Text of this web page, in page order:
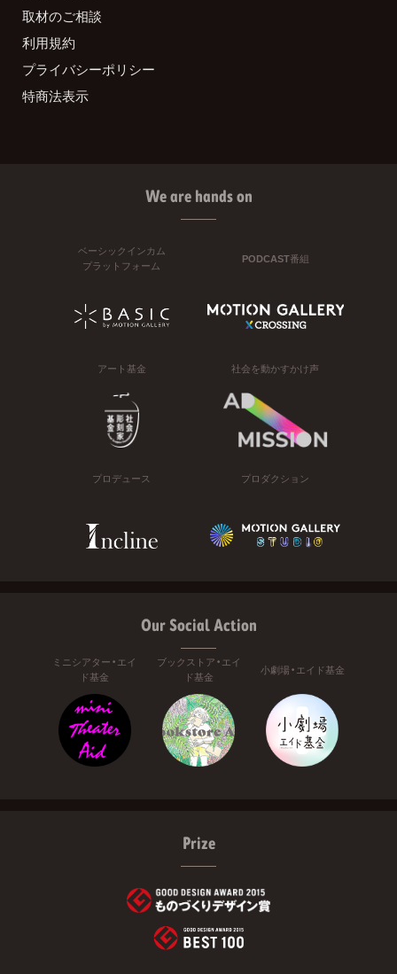
取材のご相談
利用規約
プライバシーポリシー
特商法表示
We are hands on
ベーシックインカム
プラットフォーム
PODCAST番組
アート基金 社会を動かすかけ声
プロデュース プロダクション
Our Social Action
ミニシアター・エイ
ド基金
ブックストア・エイ
ド基金
小劇場・エイド基金
Prize